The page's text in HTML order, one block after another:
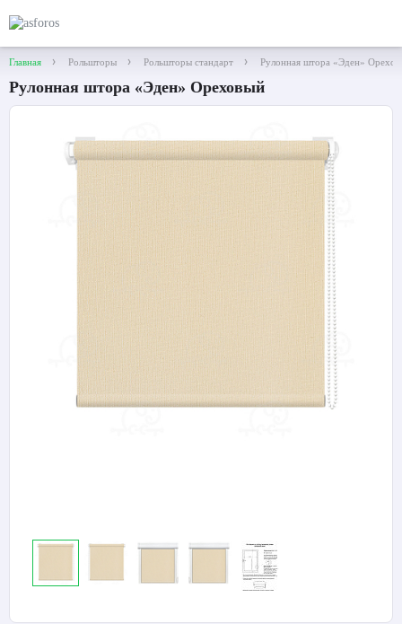
Главная Рольшторы Рольшторы стандарт Рулонная штора «Эден»
Рулонная штора «Эден» Ореховый